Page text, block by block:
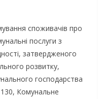
споживачів про
послуги з
затвердженого
розвитку,
господарства
Комунальне